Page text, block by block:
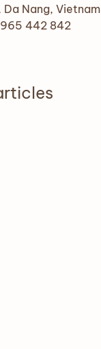
Da Nang, Vietnam
442 842